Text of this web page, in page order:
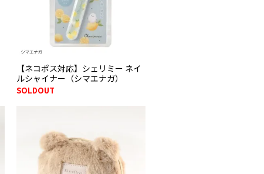
【ネコポス対応】シェリミー ネイ
ルシャイナー（シマエナガ）
SOLDOUT